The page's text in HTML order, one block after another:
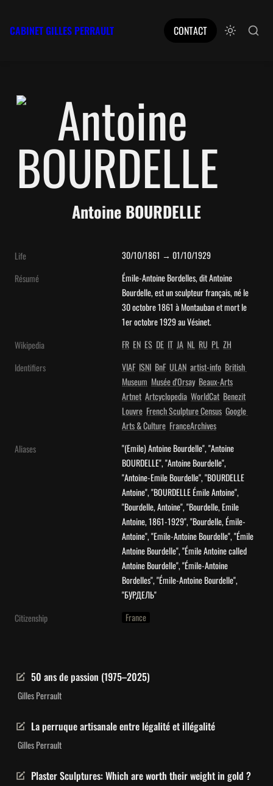
CABINET GILLES PERRAULT CONTACT
Antoine BOURDELLE
Life
30/10/1861 → 01/10/1929
Résumé
Émile-Antoine Bordelles, dit Antoine
Bourdelle, est un sculpteur français, né le
30 octobre 1861 à Montauban et mort le
1er octobre 1929 au Vésinet.
Wikipedia
FR EN ES DE IT JA NL RU PL ZH
Identifiers
VIAF ISNI BnF ULAN artist-info British
Museum Musée d'Orsay Beaux-Arts
Artnet Artcyclopedia WorldCat Benezit
Louvre French Sculpture Census Google
Arts & Culture FranceArchives
Aliases
"(Emile) Antoine Bourdelle", "Antoine
BOURDELLE", "Antoine Bourdelle",
"Antoine-Emile Bourdelle", "BOURDELLE
Antoine", "BOURDELLE Émile Antoine",
"Bourdelle, Antoine", "Bourdelle, Emile
Antoine, 1861-1929", "Bourdelle, Émile-
Antoine", "Emile-Antoine Bourdelle", "Émile
Antoine Bourdelle", "Émile Antoine called
Antoine Bourdelle", "Émile-Antoine
Bordelles", "Émile-Antoine Bourdelle",
"БУРДЕЛЬ"
Citizenship
France
50 ans de passion (1975–2025)
Gilles Perrault
La perruque artisanale entre légalité et illégalité
Gilles Perrault
Plaster Sculptures: Which are worth their weight in gold ?